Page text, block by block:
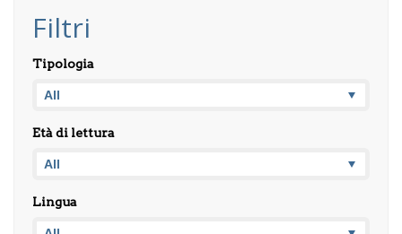
Filtri
Tipologia
Età di lettura
Lingua